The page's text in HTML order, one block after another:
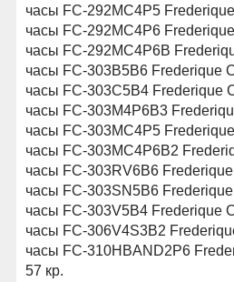
часы FC-292MC4P5
часы FC-292MC4P6
часы FC-292MC4P6B
часы FC-303B5B6 Frederique
часы FC-303C5B4 Frederique
часы FC-303M4P6B3
часы FC-303MC4P5
часы FC-303MC4P6B2
часы FC-303RV6B6
часы FC-303SN5B6
часы FC-303V5B4 Frederique
часы FC-306V4S3B2
часы FC-310HBAND2P6
57 кр.